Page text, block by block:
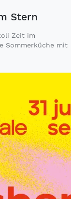
Stern
Zeit im
Sommerküche mit